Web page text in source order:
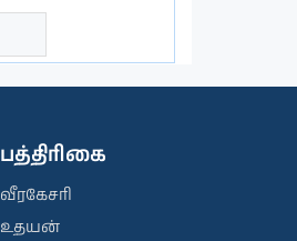
பத்திரிகை
வீரகேசரி
உதயன்